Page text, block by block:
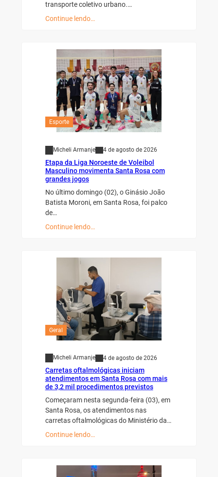
transporte coletivo urbano.…
Continue lendo…
Esporte
Micheli Armanje 4 de agosto de 2026
Etapa da Liga Noroeste de Voleibol
Masculino movimenta Santa Rosa com
grandes jogos
No último domingo (02), o Ginásio João
Batista Moroni, em Santa Rosa, foi palco
de…
Continue lendo…
Geral
Micheli Armanje 4 de agosto de 2026
Carretas oftalmológicas iniciam
atendimentos em Santa Rosa com mais
de 3,2 mil procedimentos previstos
Começaram nesta segunda-feira (03), em
Santa Rosa, os atendimentos nas
carretas oftalmológicas do Ministério da…
Continue lendo…